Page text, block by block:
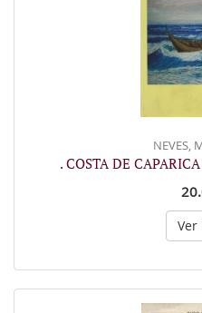
NEVES,
. COSTA DE
Ver